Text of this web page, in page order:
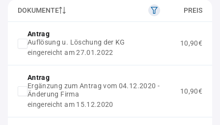
DOKUMENTE PREIS
Antrag
Auflösung u. Löschung der KG
eingereicht am 27.01.2022
10,90€
Antrag
Ergänzung zum Antrag vom 04.12.2020 -
Änderung Firma
eingereicht am 15.12.2020
10,90€